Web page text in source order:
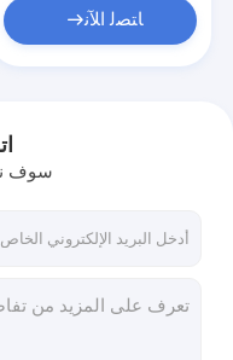
ﺎﺘﺼﻟ ﺍﻶﻧ
سوف